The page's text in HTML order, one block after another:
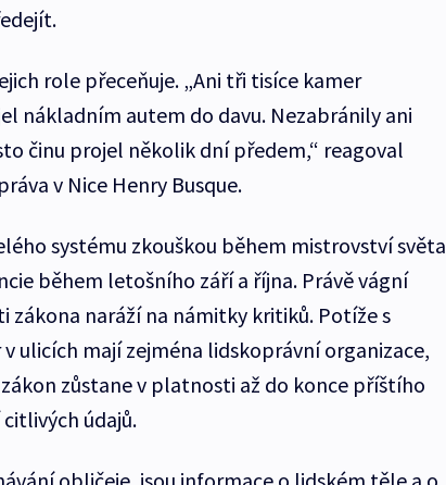
role přeceňuje. „Ani tři tisíce kamer
nákladním autem do davu. Nezabránily ani
činu projel několik dní předem,“ reagoval
v Nice Henry Busque.
systému zkouškou během mistrovství světa
během letošního září a října. Právě vágní
zákona naráží na námitky kritiků. Potíže s
ulicích mají zejména lidskoprávní organizace,
zůstane v platnosti až do konce příštího
údajů.